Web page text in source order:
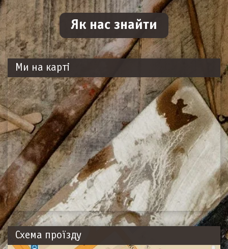
Як нас знайти
Ми на карті
Схема проїзду